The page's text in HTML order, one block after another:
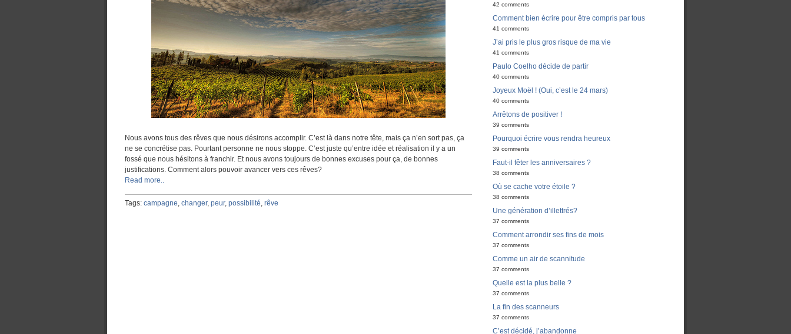
Nous avons tous des rêves que nous désirons accomplir. C’est là dans notre tête, mais ça n’en sort pas, ça
ne se concrétise pas. Pourtant personne ne nous stoppe. C’est juste qu’entre idée et réalisation il y a un
fossé que nous hésitons à franchir. Et nous avons toujours de bonnes excuses pour ça, de bonnes
justifications. Comment alors pouvoir avancer vers ces rêves?
Read more..
Tags: campagne, changer, peur, possibilité, rêve
42 comments
Comment bien écrire pour être compris par tous
41 comments
J’ai pris le plus gros risque de ma vie
41 comments
Paulo Coelho décide de partir
40 comments
Joyeux Moël ! (Oui, c’est le 24 mars)
40 comments
Arrêtons de positiver !
39 comments
Pourquoi écrire vous rendra heureux
39 comments
Faut-il fêter les anniversaires ?
38 comments
Où se cache votre étoile ?
38 comments
Une génération d’illettrés?
37 comments
Comment arrondir ses fins de mois
37 comments
Comme un air de scannitude
37 comments
Quelle est la plus belle ?
37 comments
La fin des scanneurs
37 comments
C’est décidé, j’abandonne